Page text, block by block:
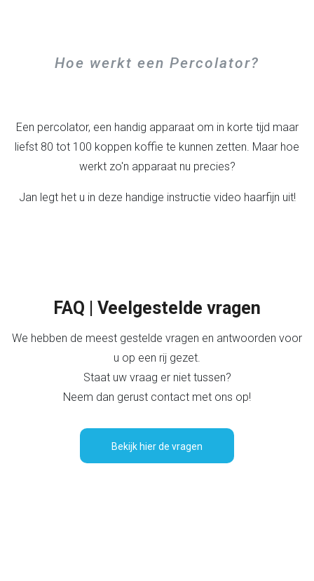
Hoe werkt een Percolator?
Een percolator, een handig apparaat om in korte tijd maar
liefst 80 tot 100 koppen koffie te kunnen zetten. Maar hoe
werkt zo'n apparaat nu precies?
Jan legt het u in deze handige instructie video haarfijn uit!
FAQ | Veelgestelde vragen
We hebben de meest gestelde vragen en antwoorden voor
u op een rij gezet.
Staat uw vraag er niet tussen?
Neem dan gerust contact met ons op!
Bekijk hier de vragen